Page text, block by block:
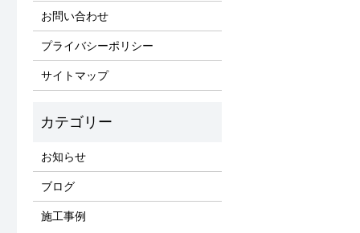
お問い合わせ
プライバシーポリシー
サイトマップ
お知らせ
ブログ
施工事例